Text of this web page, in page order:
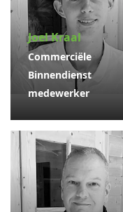
Joel Kraal
Commerciële
Binnendienst
medewerker